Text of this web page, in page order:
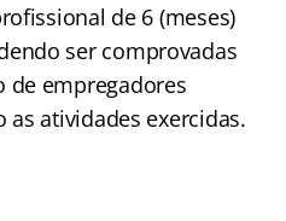
de 6 (meses)
ser comprovadas
de empregadores
atividades exercidas.